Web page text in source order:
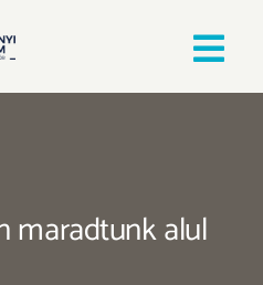
maradtunk alul